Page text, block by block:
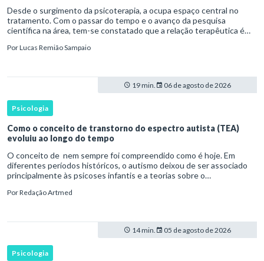
Desde o surgimento da psicoterapia, a ocupa espaço central no
tratamento. Com o passar do tempo e o avanço da pesquisa
científica na área, tem-se constatado que a relação terapêutica é
PorLucas Remião Sampaio
19 min. 06 de agosto de 2026
Psicologia
Como o conceito de transtorno do espectro autista (TEA)
evoluiu ao longo do tempo
O conceito de nem sempre foi compreendido como é hoje. Em
diferentes períodos históricos, o autismo deixou de ser associado
principalmente às psicoses infantis e a teorias sobre o
transtorno do des
PorRedação Artmed
14 min. 05 de agosto de 2026
Psicologia